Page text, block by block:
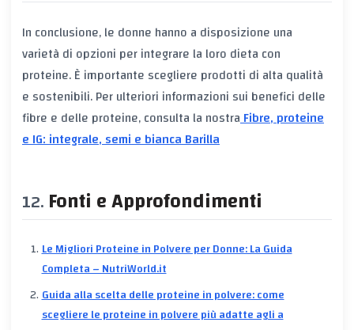
In conclusione, le donne hanno a disposizione una
varietà di opzioni per integrare la loro dieta con
proteine. È importante scegliere prodotti di alta qualità
e sostenibili. Per ulteriori informazioni sui benefici delle
fibre e delle proteine, consulta la nostraFibre, proteine
e IG: integrale, semi e bianca Barilla
Fonti e Approfondimenti
Le Migliori Proteine in Polvere per Donne: La Guida
Completa – NutriWorld.it
Guida alla scelta delle proteine in polvere: come
scegliere le proteine in polvere più adatte agli a